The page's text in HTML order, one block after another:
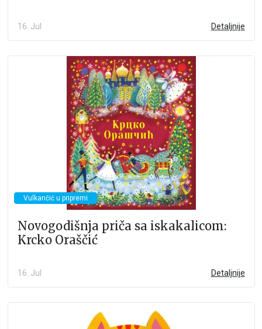
16. Jul Detaljnije
Vulkančić u pripremi
Novogodišnja priča sa iskakalicom:
Krcko Oraščić
16. Jul Detaljnije